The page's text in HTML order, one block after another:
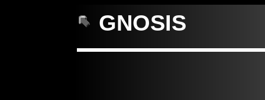
GNOSIS